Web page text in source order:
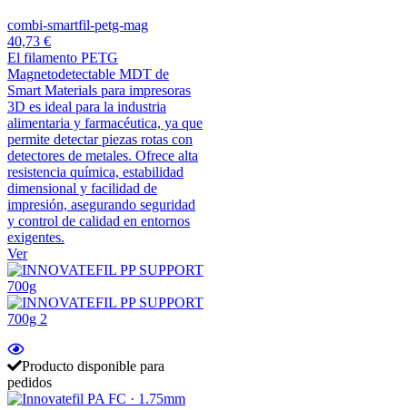
combi-smartfil-petg-mag
40,73 €
El filamento PETG
Magnetodetectable MDT de
Smart Materials para impresoras
3D es ideal para la industria
alimentaria y farmacéutica, ya que
permite detectar piezas rotas con
detectores de metales. Ofrece alta
resistencia química, estabilidad
dimensional y facilidad de
impresión, asegurando seguridad
y control de calidad en entornos
exigentes.
Ver
Producto disponible para
pedidos